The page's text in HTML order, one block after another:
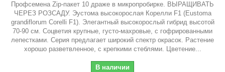
Профсемена Zip-пакет 10 драже в микропробирке. ВЫРАЩИВАТЬ
ЧЕРЕЗ РОЗСАДУ. Эустома высокорослая Корелли F1 (Eustoma
grandiflorum Corelli F1). Элегантный высокорослый гибрид высотой
70-90 см. Соцветия крупные, густо-махровые, с гофрированными
лепестками. Серия предлагает широкий спектр окрасок. Растение
хорошо разветвленное, с крепкими стеблями. Цветение...
В наличии